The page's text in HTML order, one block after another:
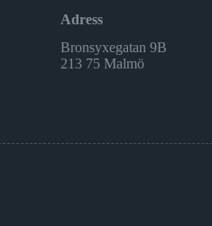
Adress
Bronsyxegatan 9B
213 75 Malmö